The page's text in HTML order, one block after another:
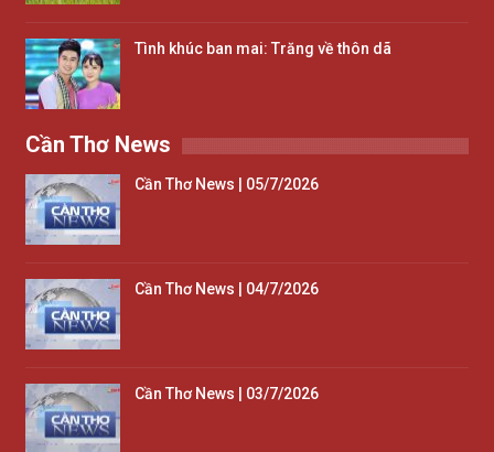
Tình khúc ban mai: Trăng về thôn dã
Cần Thơ News
Cần Thơ News | 05/7/2026
Cần Thơ News | 04/7/2026
Cần Thơ News | 03/7/2026